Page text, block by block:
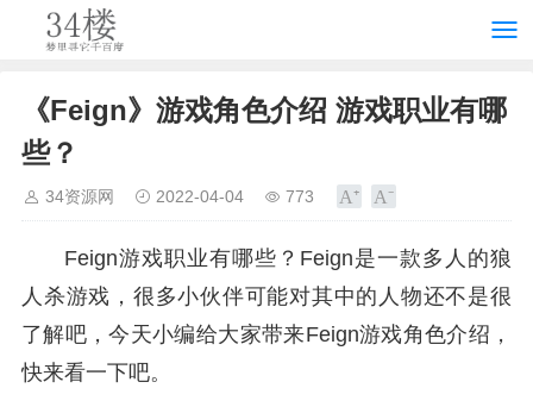
《Feign》游戏角色介绍 游戏职业有哪
些？
34资源网 2022-04-04 773
Feign游戏职业有哪些？Feign是一款多人的狼
人杀游戏，很多小伙伴可能对其中的人物还不是很
了解吧，今天小编给大家带来Feign游戏角色介绍，
快来看一下吧。